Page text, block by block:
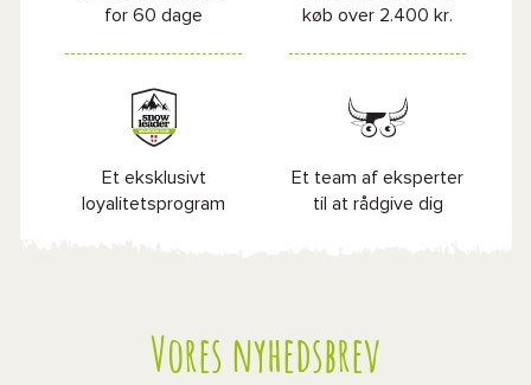
for 60 dage
køb over 2.400 kr.
Et eksklusivt
loyalitetsprogram
Et team af eksperter
til at rådgive dig
Vores nyhedsbrev